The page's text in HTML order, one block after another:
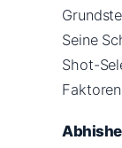
Seine
Shot-